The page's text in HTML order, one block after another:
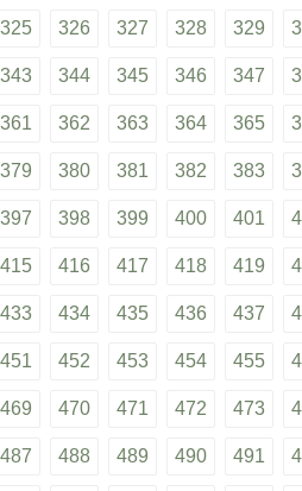
325 326 327 328 329
343 344 345 346 347
361 362 363 364 365
379 380 381 382 383
397 398 399 400 401
415 416 417 418 419
433 434 435 436 437
451 452 453 454 455
469 470 471 472 473
487 488 489 490 491